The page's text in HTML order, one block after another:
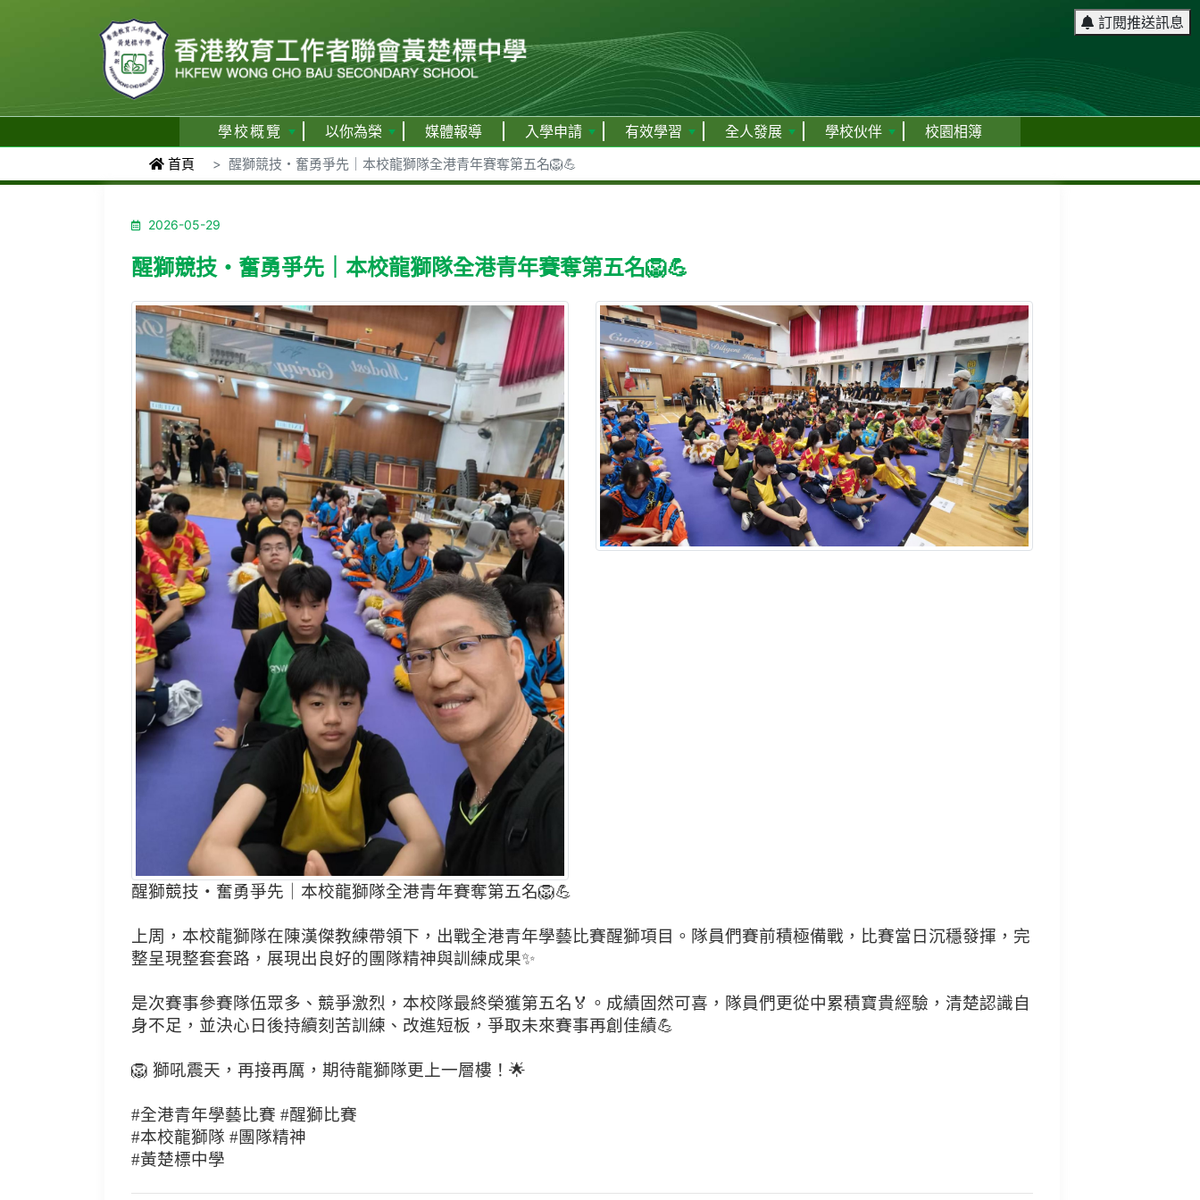
訂閱推送訊息
學校概覽 以你為榮 媒體報導 入學申請 有效學習 全人發展 學校伙伴 校園相簿
首頁 醒獅競技・奮勇爭先｜本校龍獅隊全港青年賽奪第五名🦁💪
2026-05-29
醒獅競技・奮勇爭先｜本校龍獅隊全港青年賽奪第五名🦁💪
醒獅競技・奮勇爭先｜本校龍獅隊全港青年賽奪第五名🦁💪
上周，本校龍獅隊在陳漢傑教練帶領下，出戰全港青年學藝比賽醒獅項目。隊員們賽前積極備戰，比賽當日沉穩發揮，完
整呈現整套套路，展現出良好的團隊精神與訓練成果✨
是次賽事參賽隊伍眾多、競爭激烈，本校隊最終榮獲第五名🏅。成績固然可喜，隊員們更從中累積寶貴經驗，清楚認識自
身不足，並決心日後持續刻苦訓練、改進短板，爭取未來賽事再創佳績💪
🦁 獅吼震天，再接再厲，期待龍獅隊更上一層樓！🌟
#全港青年學藝比賽 #醒獅比賽
#本校龍獅隊 #團隊精神
#黃楚標中學